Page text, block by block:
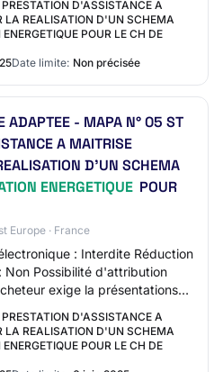
D'ASSISTANCE A
LA REALISATION D'UN SCHEMA
POUR LE CH DE
Date limite: Non précisée
ADAPTEE - MAPA N° 05 ST
A MAITRISE
D'UN SCHEMA
ENERGETIQUE POUR
Europe · France
: Interdite Réduction
Possibilité d'attribution
exige la présentations
D'ASSISTANCE A
LA REALISATION D'UN SCHEMA
POUR LE CH DE